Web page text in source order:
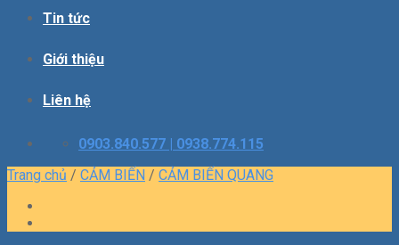
Tin tức
Giới thiệu
Liên hệ
0903.840.577 | 0938.774.115
Trang chủ / CẢM BIẾN / CẢM BIẾN QUANG